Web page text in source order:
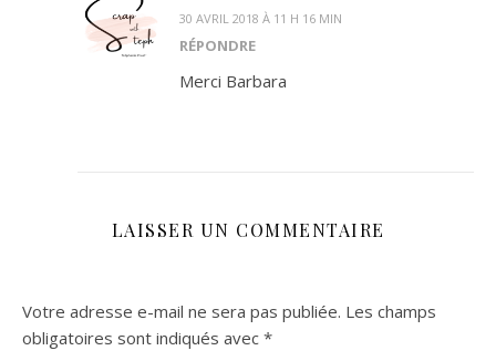
30 AVRIL 2018 À 11 H 16 MIN
RÉPONDRE
Merci Barbara
LAISSER UN COMMENTAIRE
Votre adresse e-mail ne sera pas publiée. Les champs
obligatoires sont indiqués avec *